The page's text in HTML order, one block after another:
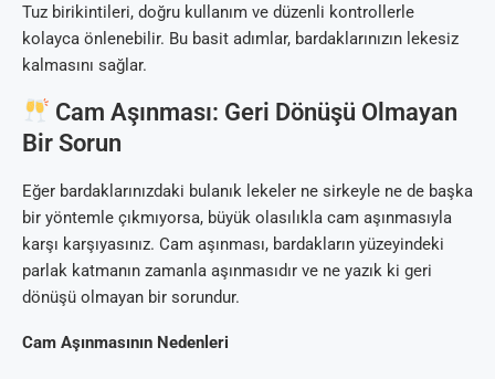
Tuz birikintileri, doğru kullanım ve düzenli kontrollerle
kolayca önlenebilir. Bu basit adımlar, bardaklarınızın lekesiz
kalmasını sağlar.
Cam Aşınması: Geri Dönüşü Olmayan
Bir Sorun
Eğer bardaklarınızdaki bulanık lekeler ne sirkeyle ne de başka
bir yöntemle çıkmıyorsa, büyük olasılıkla cam aşınmasıyla
karşı karşıyasınız. Cam aşınması, bardakların yüzeyindeki
parlak katmanın zamanla aşınmasıdır ve ne yazık ki geri
dönüşü olmayan bir sorundur.
Cam Aşınmasının Nedenleri